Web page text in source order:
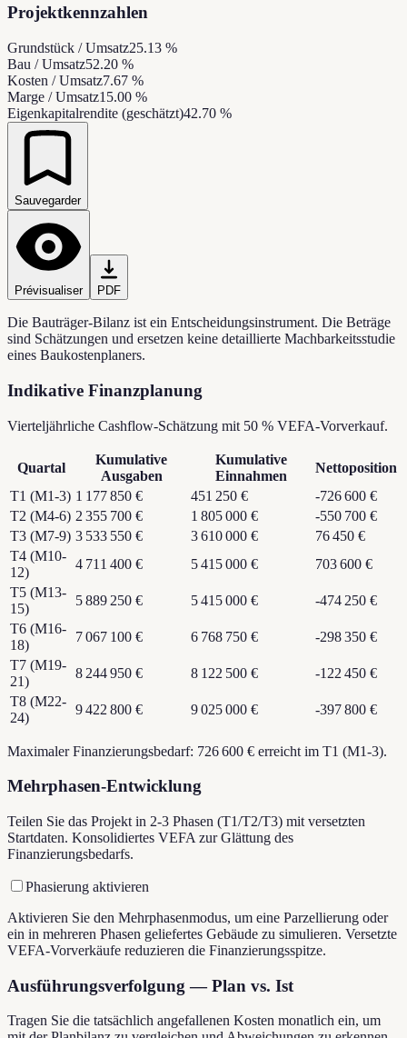
Projektkennzahlen
Grundstück / Umsatz25.13 %
Bau / Umsatz52.20 %
Kosten / Umsatz7.67 %
Marge / Umsatz15.00 %
Eigenkapitalrendite (geschätzt)42.70 %
Sauvegarder
Prévisualiser PDF
Die Bauträger-Bilanz ist ein Entscheidungsinstrument. Die Beträge
sind Schätzungen und ersetzen keine detaillierte Machbarkeitsstudie
eines Baukostenplaners.
Indikative Finanzplanung
Vierteljährliche Cashflow-Schätzung mit 50 % VEFA-Vorverkauf.
Quartal
Kumulative
Ausgaben
Kumulative
Einnahmen
Nettoposition
T1 (M1-3) 1 177 850 € 451 250 €
-726 600 €
T2 (M4-6) 2 355 700 € 1 805 000 €
-550 700 €
T3 (M7-9) 3 533 550 € 3 610 000 €
76 450 €
T4 (M10-
12)
4 711 400 € 5 415 000 €
703 600 €
T5 (M13-
15)
5 889 250 € 5 415 000 €
-474 250 €
T6 (M16-
18)
7 067 100 € 6 768 750 €
-298 350 €
T7 (M19-
21)
8 244 950 € 8 122 500 €
-122 450 €
T8 (M22-
24)
9 422 800 € 9 025 000 € -397 800 €
Maximaler Finanzierungsbedarf: 726 600 € erreicht im T1 (M1-3).
Mehrphasen-Entwicklung
Teilen Sie das Projekt in 2-3 Phasen (T1/T2/T3) mit versetzten
Startdaten. Konsolidiertes VEFA zur Glättung des
Finanzierungsbedarfs.
Phasierung aktivieren
Aktivieren Sie den Mehrphasenmodus, um eine Parzellierung oder
ein in mehreren Phasen geliefertes Gebäude zu simulieren. Versetzte
VEFA-Vorverkäufe reduzieren die Finanzierungsspitze.
Ausführungsverfolgung — Plan vs. Ist
Tragen Sie die tatsächlich angefallenen Kosten monatlich ein, um